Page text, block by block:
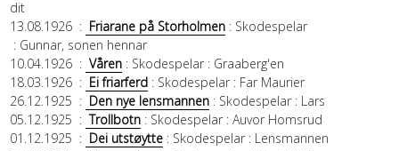
dit
13.08.1926: Friarane på Storholmen: Skodespelar
: Gunnar, sonen hennar
10.04.1926: Våren: Skodespelar: Graaberg'en
18.03.1926: Ei friarferd: Skodespelar: Far Maurier
26.12.1925 : Den nye lensmannen: Skodespelar: Lars
05.12.1925 : Trollbotn: Skodespelar: Auvor Homsrud
01.12.1925 : Dei utstøytte: Skodespelar: Lensmannen